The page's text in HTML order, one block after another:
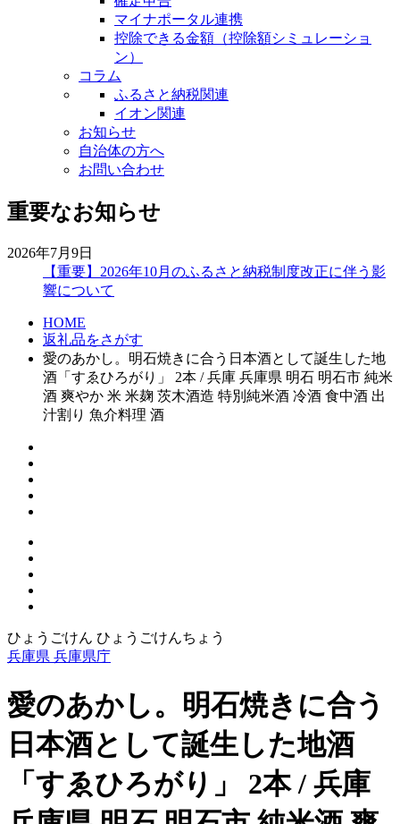
マイナポータル連携
控除できる金額（控除額シミュレーショ
ン）
コラム
ふるさと納税関連
イオン関連
お知らせ
自治体の方へ
お問い合わせ
重要なお知らせ
2026年7月9日
【重要】2026年10月のふるさと納税制度改正に伴う影
響について
HOME
返礼品をさがす
愛のあかし。明石焼きに合う日本酒として誕生した地
酒「すゑひろがり」 2本 / 兵庫 兵庫県 明石 明石市 純米
酒 爽やか 米 米麹 茨木酒造 特別純米酒 冷酒 食中酒 出
汁割り 魚介料理 酒
ひょうごけん ひょうごけんちょう
兵庫県 兵庫県庁
愛のあかし。明石焼きに合う
日本酒として誕生した地酒
「すゑひろがり」 2本 / 兵庫